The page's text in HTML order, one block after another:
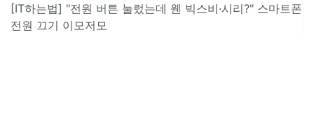
[IT하는법] "전원 버튼 눌렀는데 웬 빅스비·시리?" 스마트폰
전원 끄기 이모저모